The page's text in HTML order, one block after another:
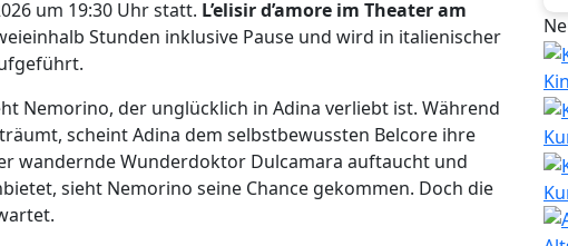
um 19:30 Uhr statt. L’elisir d’amore im Theater am
Stunden inklusive Pause und wird in italienischer
Nemorino, der unglücklich in Adina verliebt ist. Während
scheint Adina dem selbstbewussten Belcore ihre
wandernde Wunderdoktor Dulcamara auftaucht und
sieht Nemorino seine Chance gekommen. Doch die